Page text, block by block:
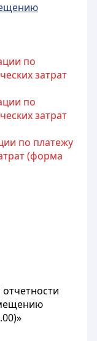
по
затрат
по
затрат
по платежу
(форма